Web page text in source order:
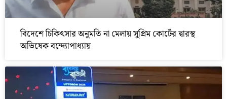
বিদেশে চিকিৎসার অনুমতি না মেলায় সুপ্রিম কোর্টের দ্বারস্থ
অভিষেক বন্দ্যোপাধ্যায়